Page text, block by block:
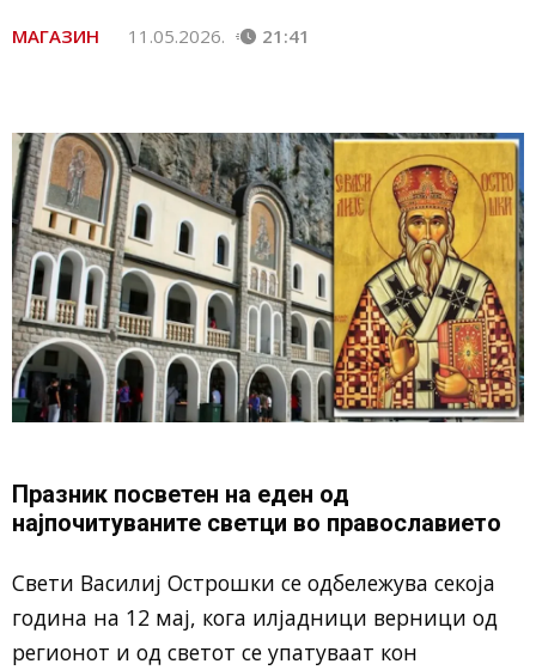
МАГАЗИН 11.05.2026. 21:41
Празник посветен на еден од
најпочитуваните светци во православието
Свети Василиј Острошки се одбележува секоја
година на 12 мај, кога илјадници верници од
регионот и од светот се упатуваат кон